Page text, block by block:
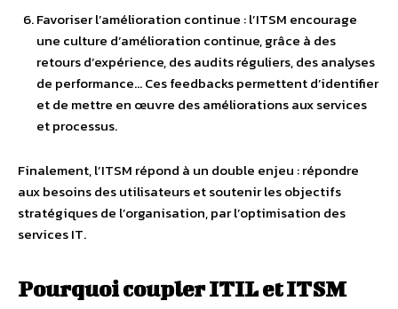
Favoriser l’amélioration continue : l’ITSM encourage
une culture d’amélioration continue, grâce à des
retours d’expérience, des audits réguliers, des analyses
de performance… Ces feedbacks permettent d’identifier
et de mettre en œuvre des améliorations aux services
et processus.
Finalement, l’ITSM répond à un double enjeu : répondre
aux besoins des utilisateurs et soutenir les objectifs
stratégiques de l’organisation, par l’optimisation des
services IT.
Pourquoi coupler ITIL et ITSM